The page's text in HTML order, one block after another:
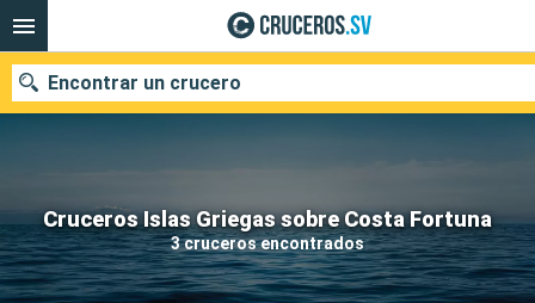
Cruceros Islas Griegas sobre Costa Fortuna
3 cruceros encontrados
Encontrar un crucero
Nuestros destinos
Fecha de salida